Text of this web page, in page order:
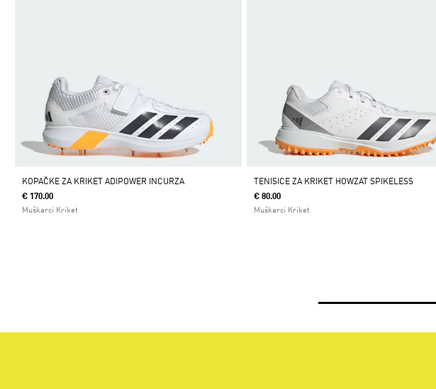
KOPAČKE ZA KRIKET ADIPOWER INCURZA
€ 170.00
Muškarci Kriket
TENISICE ZA KRIKET HOWZAT SPIKELESS
€ 80.00
Muškarci Kriket